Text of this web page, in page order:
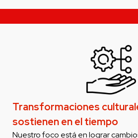
Transformaciones
sostienen en el tiempo
Nuestro foco está en lograr